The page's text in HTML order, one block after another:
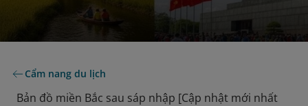
Cẩm nang du lịch
Bản đồ miền Bắc sau sáp nhập [Cập nhật mới nhất